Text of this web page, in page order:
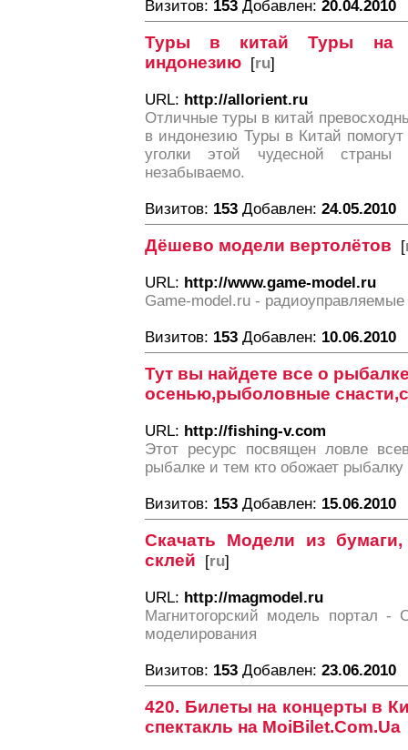
Визитов: 153 Добавлен: 20.04.2010
Туры в китай Туры на
индонезию [ru]
URL: http://allorient.ru
Отличные туры в китай
в индонезию Туры в Китай
уголки этой чудесной
незабываемо.
Визитов: 153 Добавлен: 24.05.2010
Дёшево модели вертолётов [
URL: http://www.game-model.ru
Game-model.ru -
Визитов: 153 Добавлен: 10.06.2010
Тут вы найдете все о
осенью,рыболовные
URL: http://fishing-v.com
Этот ресурс посвящен ловле
рыбалке и тем кто обожает рыбалку
Визитов: 153 Добавлен: 15.06.2010
Скачать Модели из
склей [ru]
URL: http://magmodel.ru
Магнитогорский модель портал -
моделирования
Визитов: 153 Добавлен: 23.06.2010
420. Билеты на концерты в
спектакль на MoiBilet.Com.Ua